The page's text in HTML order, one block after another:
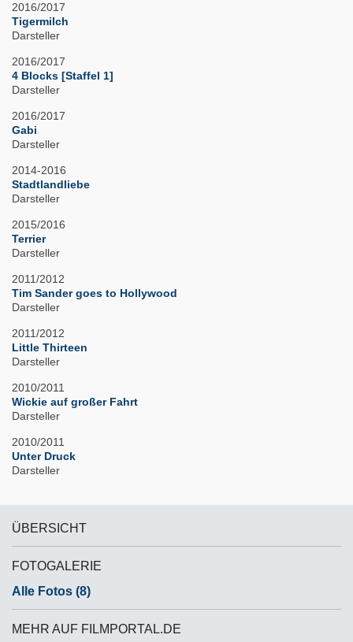
2016/2017
Tigermilch
Darsteller
2016/2017
4 Blocks [Staffel 1]
Darsteller
2016/2017
Gabi
Darsteller
2014-2016
Stadtlandliebe
Darsteller
2015/2016
Terrier
Darsteller
2011/2012
Tim Sander goes to Hollywood
Darsteller
2011/2012
Little Thirteen
Darsteller
2010/2011
Wickie auf großer Fahrt
Darsteller
2010/2011
Unter Druck
Darsteller
ÜBERSICHT
FOTOGALERIE
Alle Fotos (8)
MEHR AUF FILMPORTAL.DE